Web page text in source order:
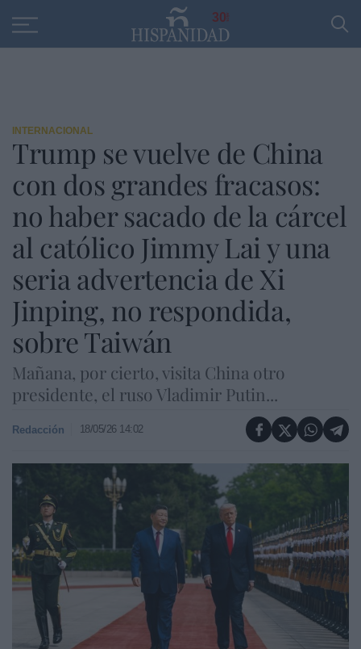
30
INTERNACIONAL
Trump se vuelve de China
con dos grandes fracasos:
no haber sacado de la cárcel
al católico Jimmy Lai y una
seria advertencia de Xi
Jinping, no respondida,
sobre Taiwán
Mañana, por cierto, visita China otro
presidente, el ruso Vladimir Putin...
Redacción 18/05/26 14:02